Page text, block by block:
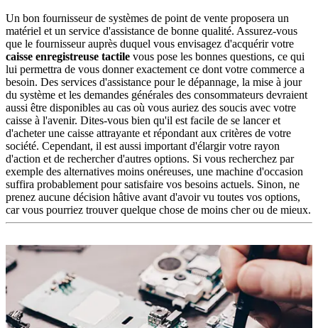
Un bon fournisseur de systèmes de point de vente proposera un
matériel et un service d'assistance de bonne qualité. Assurez-vous
que le fournisseur auprès duquel vous envisagez d'acquérir votre
caisse enregistreuse tactile vous pose les bonnes questions, ce qui
lui permettra de vous donner exactement ce dont votre commerce a
besoin. Des services d'assistance pour le dépannage, la mise à jour
du système et les demandes générales des consommateurs devraient
aussi être disponibles au cas où vous auriez des soucis avec votre
caisse à l'avenir. Dites-vous bien qu'il est facile de se lancer et
d'acheter une caisse attrayante et répondant aux critères de votre
société. Cependant, il est aussi important d'élargir votre rayon
d'action et de rechercher d'autres options. Si vous recherchez par
exemple des alternatives moins onéreuses, une machine d'occasion
suffira probablement pour satisfaire vos besoins actuels. Sinon, ne
prenez aucune décision hâtive avant d'avoir vu toutes vos options,
car vous pourriez trouver quelque chose de moins cher ou de mieux.